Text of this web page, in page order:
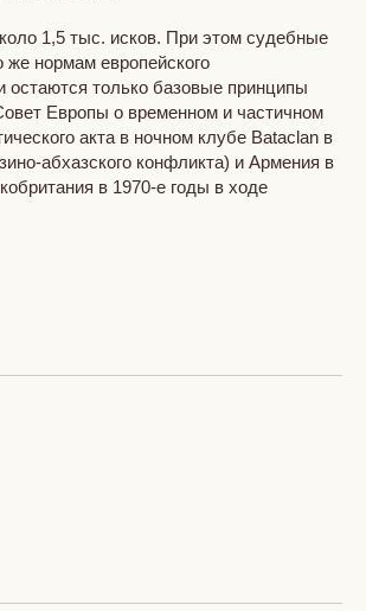
1,5 тыс. исков. При этом судебные
нормам европейского
только базовые принципы
Европы о временном и частичном
акта в ночном клубе Bataclan в
абхазского конфликта) и Армения в
в 1970-е годы в ходе